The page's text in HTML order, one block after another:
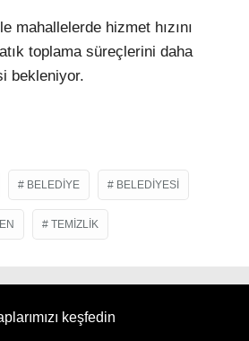
mahallelerde hizmet hızını
toplama süreçlerini daha
bekleniyor.
BELEDIYE BELEDIYESI
TEMIZLIK
keşfedin